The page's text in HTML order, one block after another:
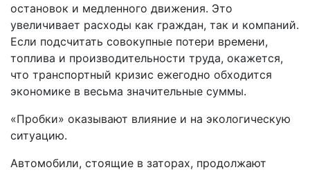
остановок и медленного движения. Это
увеличивает расходы как граждан, так и компаний.
Если подсчитать совокупные потери времени,
топлива и производительности труда, окажется,
что транспортный кризис ежегодно обходится
экономике в весьма значительные суммы.
«Пробки» оказывают влияние и на экологическую
ситуацию.
Автомобили, стоящие в заторах, продолжают